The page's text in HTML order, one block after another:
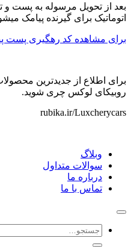
بعد از تحویل مرسوله به پست
اتوماتیک برای گیرنده پیامک
برای مشاهده کد رهگیری پست
برای اطلاع از جدیدترین
روبیکای لوکس چری شوید.
rubika.ir/Luxcherycars
وبلاگ
سوالات متداول
درباره ما
تماس با ما
جستجو